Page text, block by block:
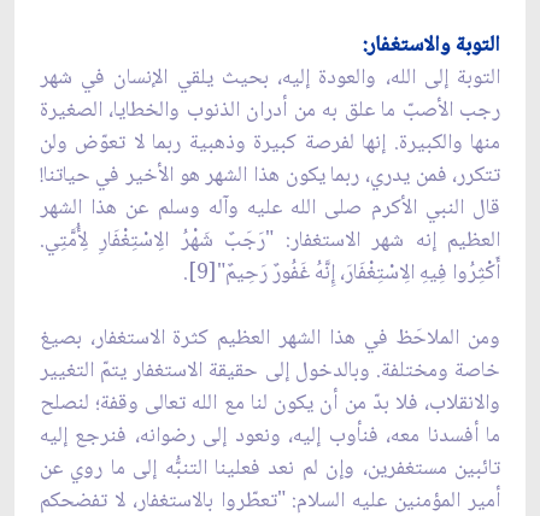
التوبة والاستغفار:
التوبة إلى الله، والعودة إليه، بحيث يلقي الإنسان في شهر
رجب الأصبّ ما علق به من أدران الذنوب والخطايا، الصغيرة
منها والكبيرة. إنها لفرصة كبيرة وذهبية ربما لا تعوّض ولن
تتكرر، فمن يدري، ربما يكون هذا الشهر هو الأخير في حياتنا!
قال النبي الأكرم صلى الله عليه وآله وسلم عن هذا الشهر
العظيم إنه شهر الاستغفار: "رَجَبٌ شَهْرُ الِاسْتِغْفَارِ لِأُمَّتِي.
أَكْثِرُوا فِيهِ الِاسْتِغْفَارَ، إِنَّهُ غَفُورٌ رَحِيمٌ‏"[9].
ومن الملاحَظ في هذا الشهر العظيم كثرة الاستغفار، بصيغ
خاصة ومختلفة. وبالدخول إلى حقيقة الاستغفار يتمّ التغيير
والانقلاب، فلا بدّ من أن يكون لنا مع الله تعالى وقفة؛ لنصلح
ما أفسدنا معه، فنأوب إليه، ونعود إلى رضوانه، فنرجع إليه
تائبين مستغفرين، وإن لم نعد فعلينا التنبُّه إلى ما روي عن
أمير المؤمنين عليه السلام: "تعطّروا بالاستغفار، لا تفضحكم